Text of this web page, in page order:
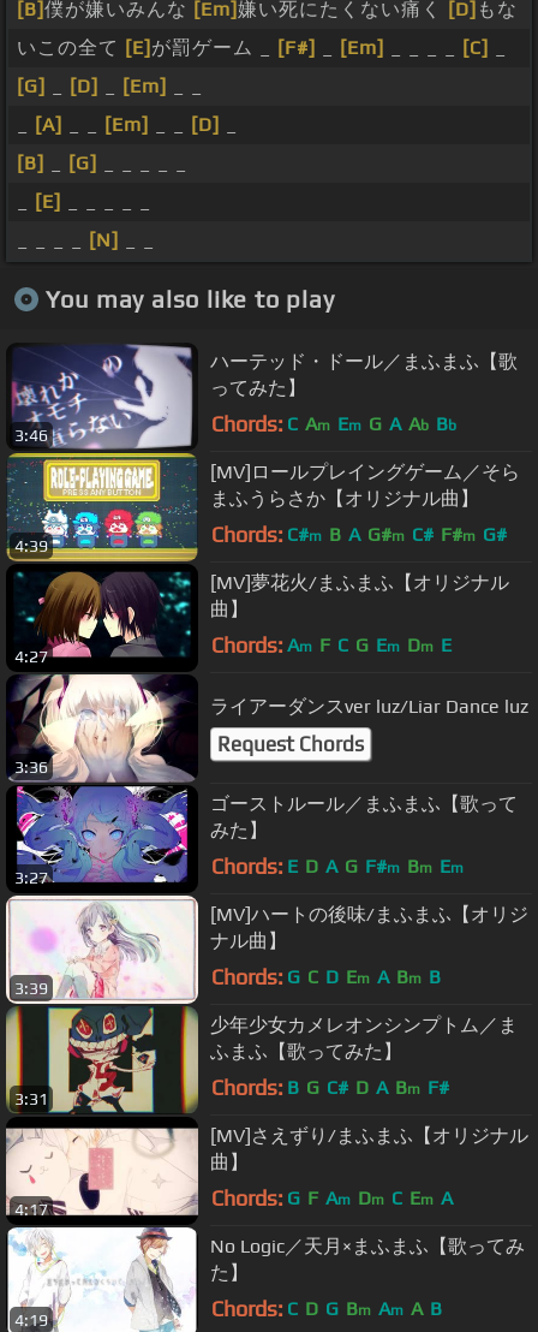
[B]僕が嫌いみんな [Em]嫌い死にたくない痛く [D] もな
いこの全て [E] が罰ゲーム _ [F#] [Em] [C]
[G]
[D] [Em]
[A] [Em] [D]
[B]
[G]
[E]
[N]
You may also like to play
3:46
ハーテッド・ドール／まふまふ【歌
ってみた】
Chords: C Am Em G A Ab Bb
4:39
[MV]ロールプレイングゲーム／そら
まふうらさか【オリジナル曲】
Chords: C#m B A G#m C# F#m G#
4:27
[MV]夢花火/まふまふ【オリジナル
曲】
Chords: Am F C G Em Dm E
3:36
ライアーダンスver luz/Liar Dance luz
Request Chords
3:27
ゴーストルール／まふまふ【歌って
みた】
Chords: E D A G F#m Bm Em
3:39
[MV]ハートの後味/まふまふ【オリジ
ナル曲】
Chords: G C D Em A Bm B
3:31
少年少女カメレオンシンプトム／ま
ふまふ【歌ってみた】
Chords: B G C# D A Bm F#
4:17
[MV]さえずり/まふまふ【オリジナル
曲】
Chords: G F Am Dm C Em A
4:19
No Logic／天月×まふまふ【歌ってみ
た】
Chords: C D G Bm Am A B